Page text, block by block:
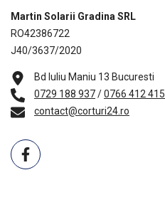
Martin Solarii Gradina SRL
RO42386722
J40/3637/2020
Bd Iuliu Maniu 13 Bucuresti
0729 188 937/0766 412 415
contact@corturi24.ro